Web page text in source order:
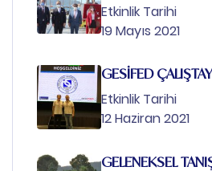
Etkinlik Tarihi
19 Mayıs 2021
GESİFED
Etkinlik Tarihi
12 Haziran 2021
GELENEKSEL